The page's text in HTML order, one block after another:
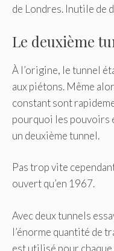
de Londres. Inutile de
Le deuxième
À l’origine, le tunnel
aux piétons. Même
constant sont
pourquoi les pouvoirs
un deuxième tunnel.
Pas trop vite
ouvert qu’en 1967.
Avec deux tunnels
l’énorme quantité de
est utilisé pour